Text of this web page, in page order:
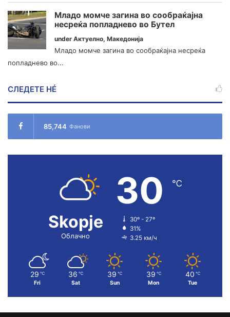
Младо момче загина во сообраќајна
несреќа попладнево во Бутел
under Актуелно, Македонија
Младо момче загина во сообраќајна несреќа
попладнево во...
СЛЕДЕТЕ НÉ
85,744 Фанови
Skopje
Облачно
30 ℃
30º - 27º
31%
3.25 км/ч
29 ℃
Fri
36 ℃
Sat
39 ℃
Sun
39 ℃
Mon
40 ℃
Tue